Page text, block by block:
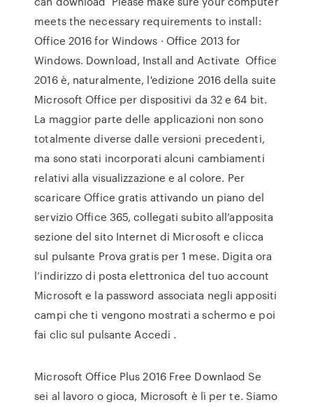
meets the necessary requirements to install:
Office 2016 for Windows · Office 2013 for
Windows. Download, Install and Activate Office
2016 è, naturalmente, l'edizione 2016 della suite
Microsoft Office per dispositivi da 32 e 64 bit.
La maggior parte delle applicazioni non sono
totalmente diverse dalle versioni precedenti,
ma sono stati incorporati alcuni cambiamenti
relativi alla visualizzazione e al colore. Per
scaricare Office gratis attivando un piano del
servizio Office 365, collegati subito all’apposita
sezione del sito Internet di Microsoft e clicca
sul pulsante Prova gratis per 1 mese. Digita ora
l’indirizzo di posta elettronica del tuo account
Microsoft e la password associata negli appositi
campi che ti vengono mostrati a schermo e poi
fai clic sul pulsante Accedi .
Microsoft Office Plus 2016 Free Downlaod Se
sei al lavoro o gioca, Microsoft è lì per te. Siamo